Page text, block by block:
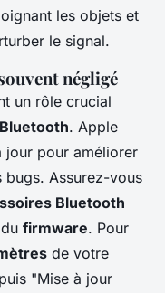
les objets et
le signal.
négligé
un rôle crucial
Bluetooth. Apple
jour pour améliorer
bugs. Assurez-vous
Bluetooth
firmware. Pour
de votre
"Mise à jour